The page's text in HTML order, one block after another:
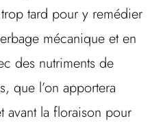
trop tard pour y remédier
mécanique et en
des nutriments de
que l’on apportera
avant la floraison pour